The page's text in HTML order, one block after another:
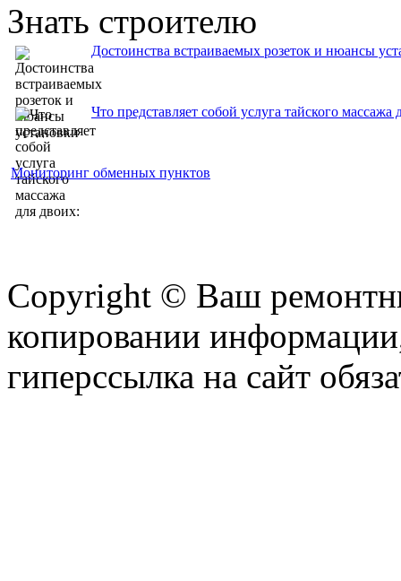
Знать строителю
Достоинства встраиваемых розеток и нюансы
Что представляет собой услуга тайского массажа
Мониторинг обменных пунктов
Copyright © Ваш
копировании
гиперссылка на сайт